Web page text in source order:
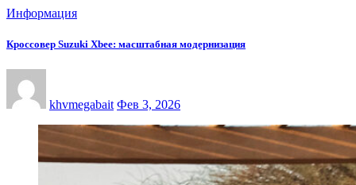
Информация
Кроссовер Suzuki Xbee: масштабная модернизация
khvmegabait Фев 3, 2026